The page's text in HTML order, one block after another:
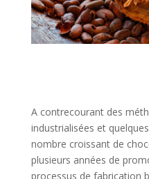
A contrecourant des
industrialisées et
nombre croissant de
plusieurs années de
processus de fabrication